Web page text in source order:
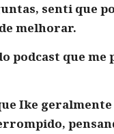
senti que
melhorar.
podcast que
Ike